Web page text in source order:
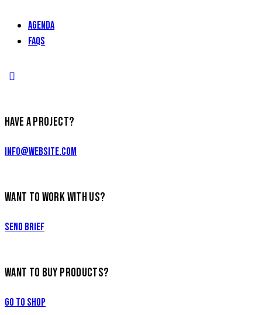
AGENDA
FAQs
HAVE A PROJECT?
info@website.com
WANT TO WORK WITH US?
Send Brief
WANT TO BUY PRODUCTS?
Go to Shop